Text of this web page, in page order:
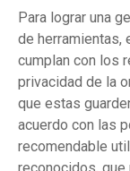
Para lograr una
de herramientas,
cumplan con los
privacidad de la
que estas
acuerdo con las
recomendable